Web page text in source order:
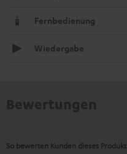
Fernbedienung
Wiedergabe
So bewerten Kunden dieses Produkt